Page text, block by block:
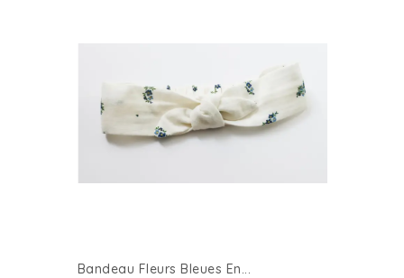
Bandeau Fleurs Bleues En...